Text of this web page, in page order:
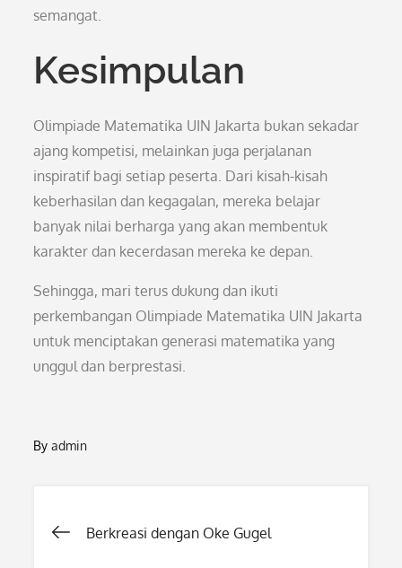
semangat.
Kesimpulan
Olimpiade Matematika UIN Jakarta bukan sekadar
ajang kompetisi, melainkan juga perjalanan
inspiratif bagi setiap peserta. Dari kisah-kisah
keberhasilan dan kegagalan, mereka belajar
banyak nilai berharga yang akan membentuk
karakter dan kecerdasan mereka ke depan.
Sehingga, mari terus dukung dan ikuti
perkembangan Olimpiade Matematika UIN Jakarta
untuk menciptakan generasi matematika yang
unggul dan berprestasi.
Byadmin
Post
Berkreasi dengan Oke Gugel